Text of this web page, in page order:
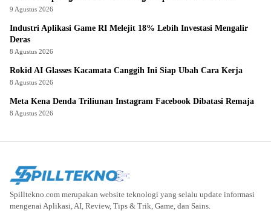
9 Agustus 2026
Industri Aplikasi Game RI Melejit 18% Lebih Investasi Mengalir
Deras
8 Agustus 2026
Rokid AI Glasses Kacamata Canggih Ini Siap Ubah Cara Kerja
8 Agustus 2026
Meta Kena Denda Triliunan Instagram Facebook Dibatasi Remaja
8 Agustus 2026
Spilltekno.com merupakan website teknologi yang selalu update informasi
mengenai Aplikasi, AI, Review, Tips & Trik, Game, dan Sains.